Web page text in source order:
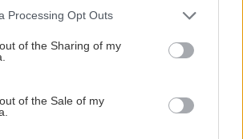
website/app uses one or more Google
or usage behaviour. You may click to
to Google and its third-party tags to
specified purposes in below Google
Processing Opt Outs
of the Sharing of my
of the Sale of my